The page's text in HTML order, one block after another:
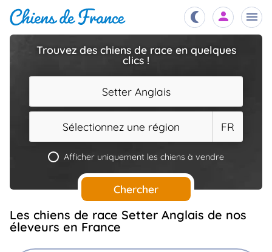
Services
Trouvez des chiens de race en quelques
clics !
Setter Anglais
Sélectionnez une région FR
Afficher uniquement les chiens à vendre
Chercher
Les chiens de race Setter Anglais de nos
éleveurs en France